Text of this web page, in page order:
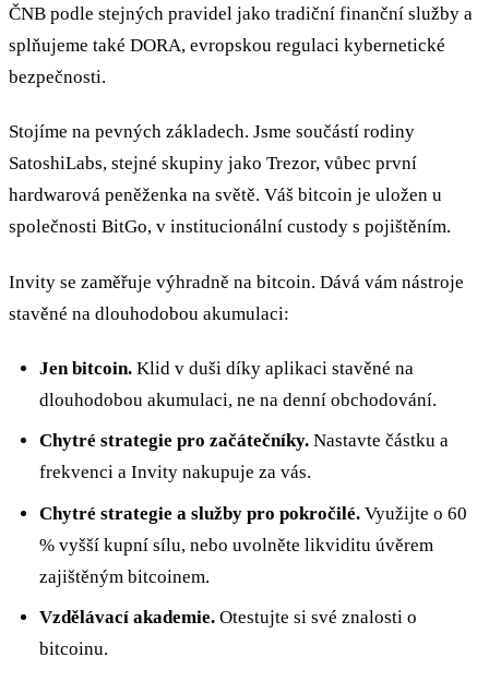
ČNB podle stejných pravidel jako tradiční finanční služby a
splňujeme také DORA, evropskou regulaci kybernetické
bezpečnosti.
Stojíme na pevných základech. Jsme součástí rodiny
SatoshiLabs, stejné skupiny jako Trezor, vůbec první
hardwarová peněženka na světě. Váš bitcoin je uložen u
společnosti BitGo, v institucionální custody s pojištěním.
Invity se zaměřuje výhradně na bitcoin. Dává vám nástroje
stavěné na dlouhodobou akumulaci:
Jen bitcoin.Klid v duši díky aplikaci stavěné na
dlouhodobou akumulaci, ne na denní obchodování.
Chytré strategie pro začátečníky.Nastavte částku a
frekvenci a Invity nakupuje za vás.
Chytré strategie a služby pro pokročilé.Využijte o 60
% vyšší kupní sílu, nebo uvolněte likviditu úvěrem
zajištěným bitcoinem.
Vzdělávací akademie.Otestujte si své znalosti o
bitcoinu.